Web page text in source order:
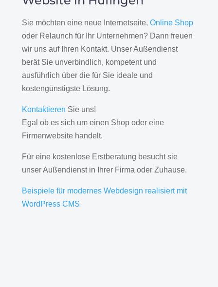
Sie möchten eine neue Internetseite, Online Shop
oder Relaunch für Ihr Unternehmen? Dann freuen
wir uns auf Ihren Kontakt. Unser Außendienst
berät Sie unverbindlich, kompetent und
ausführlich über die für Sie ideale und
kostengünstigste Lösung.
Kontaktieren Sie uns!
Egal ob es sich um einen Shop oder eine
Firmenwebsite handelt.
Für eine kostenlose Erstberatung besucht sie
unser Außendienst in Ihrer Firma oder Zuhause.
Beispiele für modernes Webdesign realisiert mit
WordPress CMS